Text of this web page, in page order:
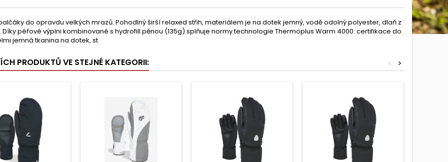
do opravdu velkých mrazů. Pohodlný širší relaxed střih, materiálem je na dotek jemný, vodě odolný polyester, dlaň z
Díky péřové výplni kombinované s hydrofill pěnou (135g) splňuje normy technologie Thermoplus Warm 4000: certifikace do
jemná tkanina na dotek, st
PRODUKTŮ VE STEJNÉ KATEGORII: >
<